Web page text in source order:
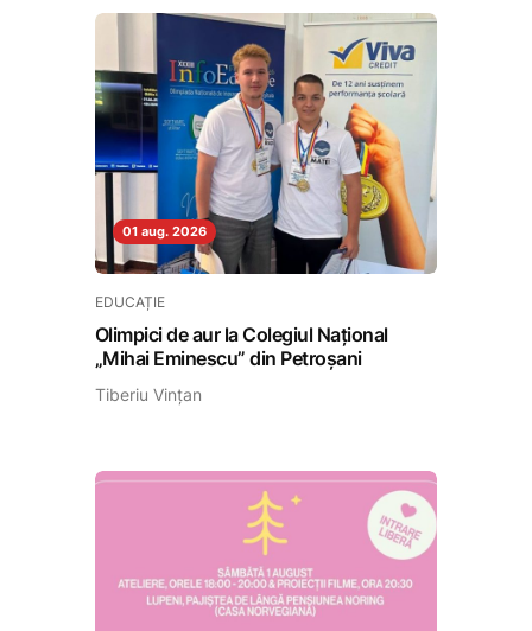
01 aug. 2026
EDUCAȚIE
Olimpici de aur la Colegiul Național
„Mihai Eminescu” din Petroșani
Tiberiu Vințan